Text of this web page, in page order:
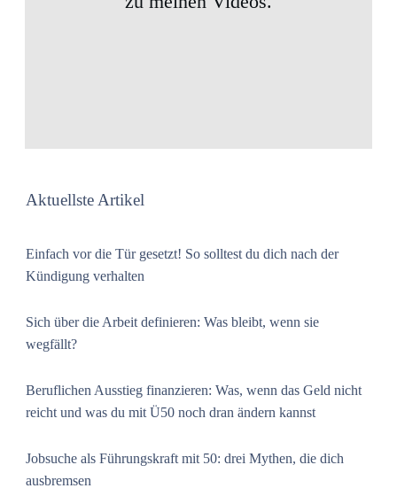
Aktuellste Artikel
Einfach vor die Tür gesetzt! So solltest du dich nach der
Kündigung verhalten
Sich über die Arbeit definieren: Was bleibt, wenn sie
wegfällt?
Beruflichen Ausstieg finanzieren: Was, wenn das Geld nicht
reicht und was du mit Ü50 noch dran ändern kannst
Jobsuche als Führungskraft mit 50: drei Mythen, die dich
ausbremsen